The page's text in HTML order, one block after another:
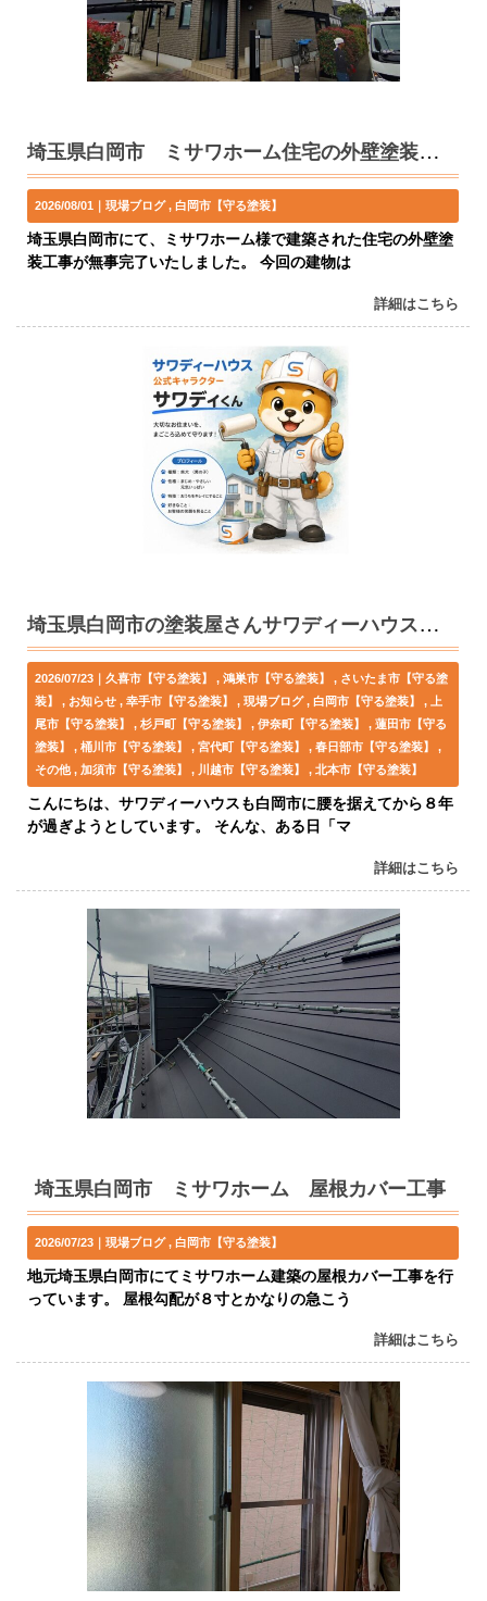
埼玉県白岡市 ミサワホーム住宅の外壁塗装が完了しました
2026/08/01｜現場ブログ 白岡市【守る塗装】
埼玉県白岡市にて、ミサワホーム様で建築された住宅の外壁塗
装工事が無事完了いたしました。 今回の建物は
詳細はこちら
埼玉県白岡市の塗装屋さんサワディーハウスに公式キャラクター登場！
2026/07/23｜久喜市【守る塗装】 鴻巣市【守る塗装】
さいたま市【守る塗
装】
お知らせ 幸手市【守る塗装】 現場ブログ 白岡市【守る塗装】
上
尾市【守る塗装】
杉戸町【守る塗装】 伊奈町【守る塗装】
蓮田市【守る
塗装】
桶川市【守る塗装】 宮代町【守る塗装】
春日部市【守る塗装】
その他
加須市【守る塗装】 川越市【守る塗装】 北本市【守る塗装】
こんにちは、サワディーハウスも白岡市に腰を据えてから８年
が過ぎようとしています。 そんな、ある日「マ
詳細はこちら
埼玉県白岡市 ミサワホーム 屋根カバー工事
2026/07/23｜現場ブログ 白岡市【守る塗装】
地元埼玉県白岡市にてミサワホーム建築の屋根カバー工事を行
っています。 屋根勾配が８寸とかなりの急こう
詳細はこちら